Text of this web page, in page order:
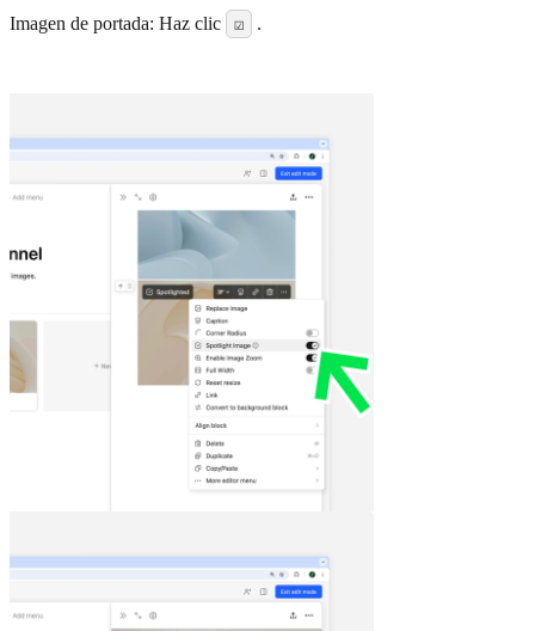
Imagen de portada: Haz clic
☑️ .